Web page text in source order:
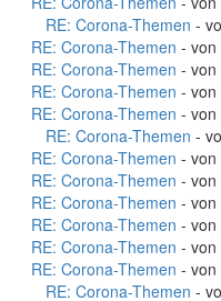
RE: Corona-Themen -
RE: Corona-Themen - von
RE: Corona-Themen - von
RE: Corona-Themen - von
RE: Corona-Themen - von
RE: Corona-Themen -
RE: Corona-Themen - von
RE: Corona-Themen - von
RE: Corona-Themen - von
RE: Corona-Themen - von
RE: Corona-Themen - von
RE: Corona-Themen - von
RE: Corona-Themen -